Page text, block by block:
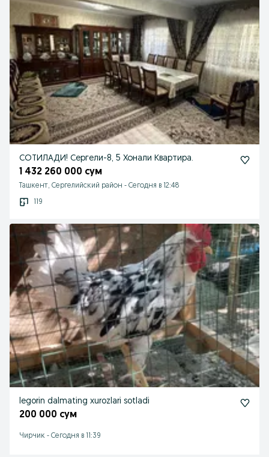
СОТИЛАДИ! Сергели-8, 5 Хонали Квартира.
1 432 260 000 сум
Ташкент, Сергелийский район - Сегодня в 12:48
119
legorin dalmating xurozlari sotladi
200 000 сум
Чирчик - Сегодня в 11:39